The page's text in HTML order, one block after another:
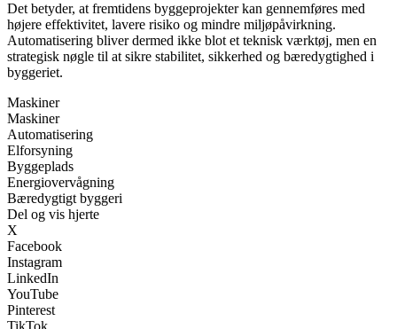
Det betyder, at fremtidens byggeprojekter kan gennemføres med
højere effektivitet, lavere risiko og mindre miljøpåvirkning.
Automatisering bliver dermed ikke blot et teknisk værktøj, men en
strategisk nøgle til at sikre stabilitet, sikkerhed og bæredygtighed i
byggeriet.
Maskiner
Maskiner
Automatisering
Elforsyning
Byggeplads
Energiovervågning
Bæredygtigt byggeri
Del og vis hjerte
X
Facebook
Instagram
LinkedIn
YouTube
Pinterest